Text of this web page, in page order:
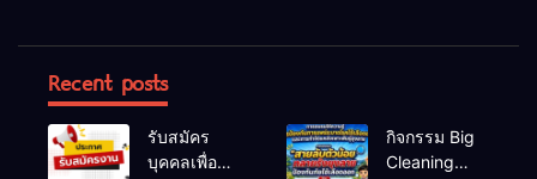
Recent posts
รับสมัคร
บุคคลเพื่อ
กิจกรรม Big
Cleaning